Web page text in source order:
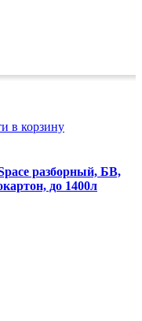
в корзину
разборный, БВ,
до 1400л